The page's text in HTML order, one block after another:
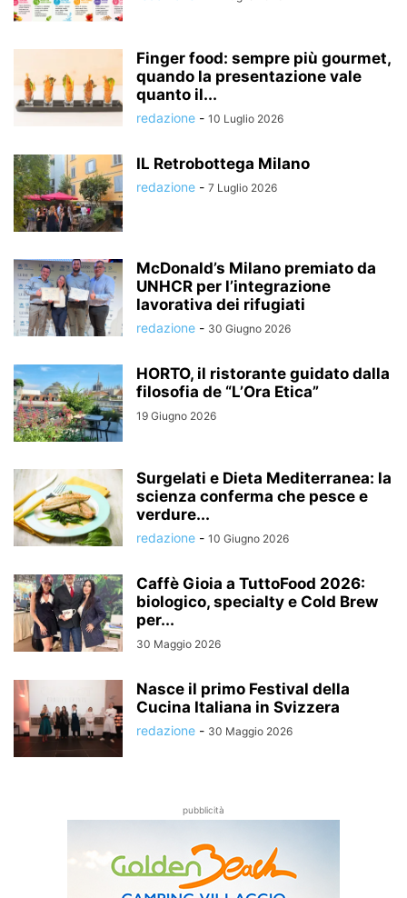
Finger food: sempre più gourmet,
quando la presentazione vale
quanto il...
redazione - 10 Luglio 2026
IL Retrobottega Milano
redazione - 7 Luglio 2026
McDonald’s Milano premiato da
UNHCR per l’integrazione
lavorativa dei rifugiati
redazione - 30 Giugno 2026
HORTO, il ristorante guidato dalla
filosofia de “L’Ora Etica”
19 Giugno 2026
Surgelati e Dieta Mediterranea: la
scienza conferma che pesce e
verdure...
redazione - 10 Giugno 2026
Caffè Gioia a TuttoFood 2026:
biologico, specialty e Cold Brew
per...
30 Maggio 2026
Nasce il primo Festival della
Cucina Italiana in Svizzera
redazione - 30 Maggio 2026
pubblicità